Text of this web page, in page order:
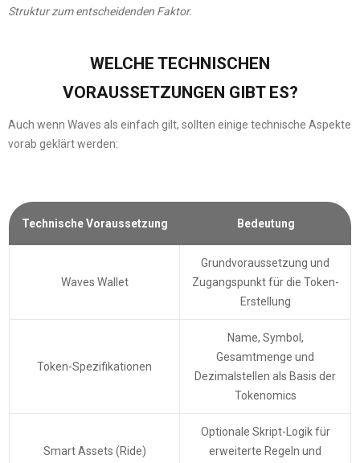
Struktur zum entscheidenden Faktor.
WELCHE TECHNISCHEN
VORAUSSETZUNGEN GIBT ES?
Auch wenn Waves als einfach gilt, sollten einige technische Aspekte
vorab geklärt werden:
Technische Voraussetzung Bedeutung
Waves Wallet
Grundvoraussetzung und
Zugangspunkt für die Token-
Erstellung
Token-Spezifikationen
Name, Symbol,
Gesamtmenge und
Dezimalstellen als Basis der
Tokenomics
Smart Assets (Ride)
Optionale Skript-Logik für
erweiterte Regeln und